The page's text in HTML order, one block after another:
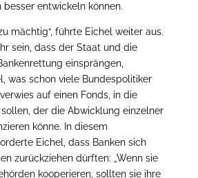
entwickeln können.
mächtig“, führte Eichel weiter aus.
sein, dass der Staat und die
einsprängen,
was schon viele Bundespolitiker
auf einen Fonds, in die
sollen, der die Abwicklung einzelner
könne. In diesem
Eichel, dass Banken sich
zurückziehen dürften: „Wenn sie
kooperieren, sollten sie ihre